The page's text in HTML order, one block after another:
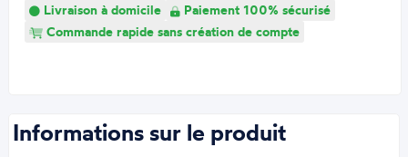
Livraison à domicile
Paiement 100% sécurisé
Commande rapide sans création de compte
Informations sur le produit